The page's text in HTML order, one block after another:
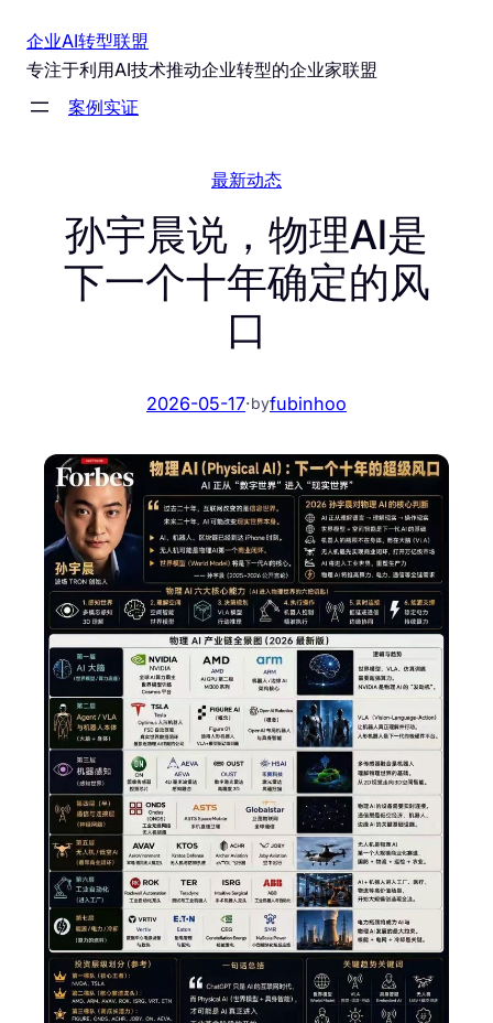
企业AI转型联盟
专注于利用AI技术推动企业转型的企业家联盟
案例实证
最新动态
孙宇晨说，物理AI是
下一个十年确定的风
口
2026-05-17·byfubinhoo